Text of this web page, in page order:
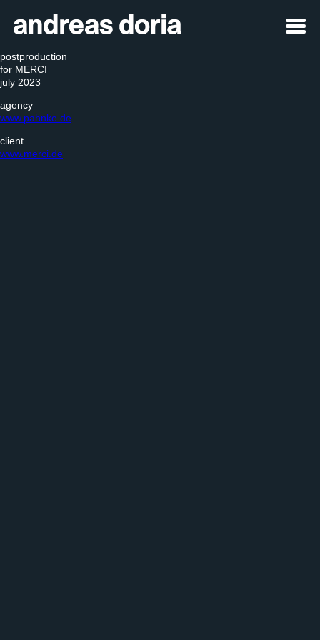
postproduction
for MERCI
july 2023
agency
www.pahnke.de
client
www.merci.de